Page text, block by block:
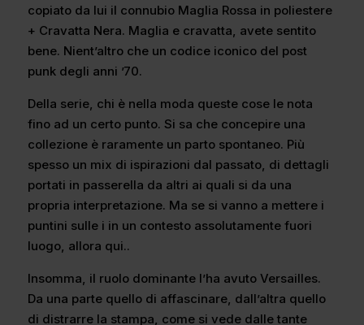
copiato da lui il connubio Maglia Rossa in poliestere
+ Cravatta Nera. Maglia e cravatta, avete sentito
bene. Nient’altro che un codice iconico del post
punk degli anni ’70.
Della serie, chi è nella moda queste cose le nota
fino ad un certo punto. Si sa che concepire una
collezione è raramente un parto spontaneo. Più
spesso un mix di ispirazioni dal passato, di dettagli
portati in passerella da altri ai quali si da una
propria interpretazione. Ma se si vanno a mettere i
puntini sulle i in un contesto assolutamente fuori
luogo, allora qui..
Insomma, il ruolo dominante l’ha avuto Versailles.
Da una parte quello di affascinare, dall’altra quello
di distrarre la stampa, come si vede dalle tante